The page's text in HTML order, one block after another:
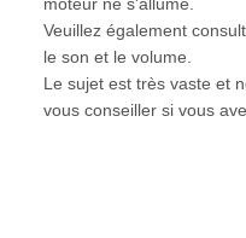
Veuillez également
le son et le volume.
Le sujet est très vaste et
vous conseiller si vous